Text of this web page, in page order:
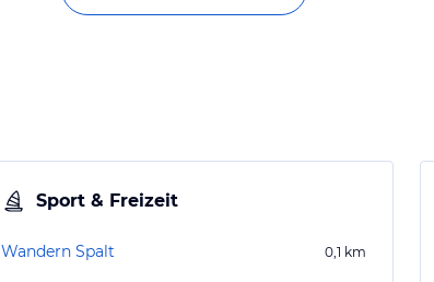
Sport & Freizeit
Wandern Spalt 0,1 km